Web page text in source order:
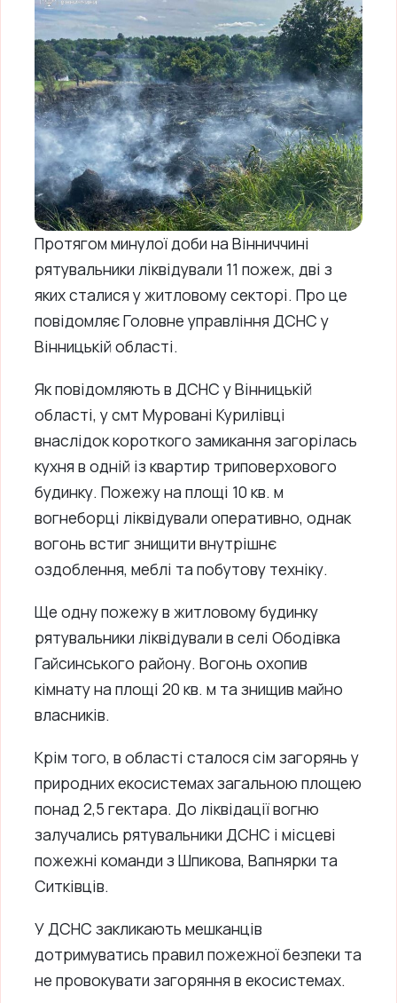
Протягом минулої доби на Вінниччині
рятувальники ліквідували 11 пожеж, дві з
яких сталися у житловому секторі. Про це
повідомляє Головне управління ДСНС у
Вінницькій області.
Як повідомляють в ДСНС у Вінницькій
області, у смт Муровані Курилівці
внаслідок короткого замикання загорілась
кухня в одній із квартир триповерхового
будинку. Пожежу на площі 10 кв. м
вогнеборці ліквідували оперативно, однак
вогонь встиг знищити внутрішнє
оздоблення, меблі та побутову техніку.
Ще одну пожежу в житловому будинку
рятувальники ліквідували в селі Ободівка
Гайсинського району. Вогонь охопив
кімнату на площі 20 кв. м та знищив майно
власників.
Крім того, в області сталося сім загорянь у
природних екосистемах загальною площею
понад 2,5 гектара. До ліквідації вогню
залучались рятувальники ДСНС і місцеві
пожежні команди з Шпикова, Вапнярки та
Ситківців.
У ДСНС закликають мешканців
дотримуватись правил пожежної безпеки та
не провокувати загоряння в екосистемах.